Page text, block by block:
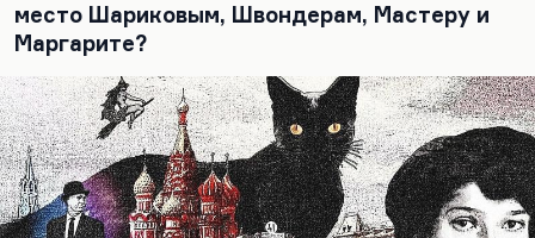
место Шариковым, Швондерам, Мастеру и
Маргарите?